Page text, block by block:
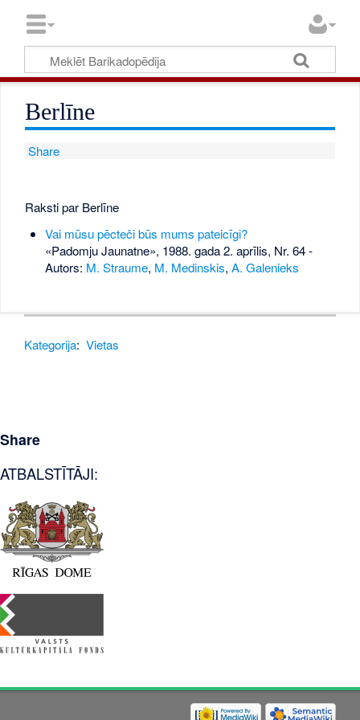
Berlīne
Share
Raksti par Berlīne
Vai mūsu pēcteči būs mums pateicīgi?
«Padomju Jaunatne», 1988. gada 2. aprīlis, Nr. 64-
Autors: M. Straume, M. Medinskis, A. Galenieks
Kategorija: Vietas
Share
ATBALSTĪTĀJI: